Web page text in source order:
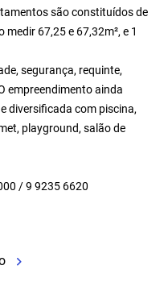
são constituídos de
67,25 e 67,32m², e 1
segurança, requinte,
empreendimento ainda
diversificada com piscina,
playground, salão de
/ 9 9235 6620